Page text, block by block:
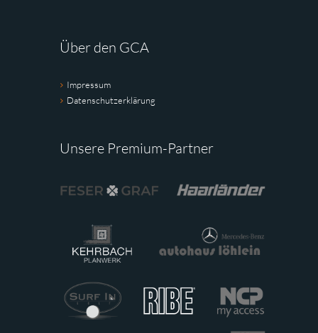
Über den GCA
Impressum
Datenschutzerklärung
Unsere Premium-Partner